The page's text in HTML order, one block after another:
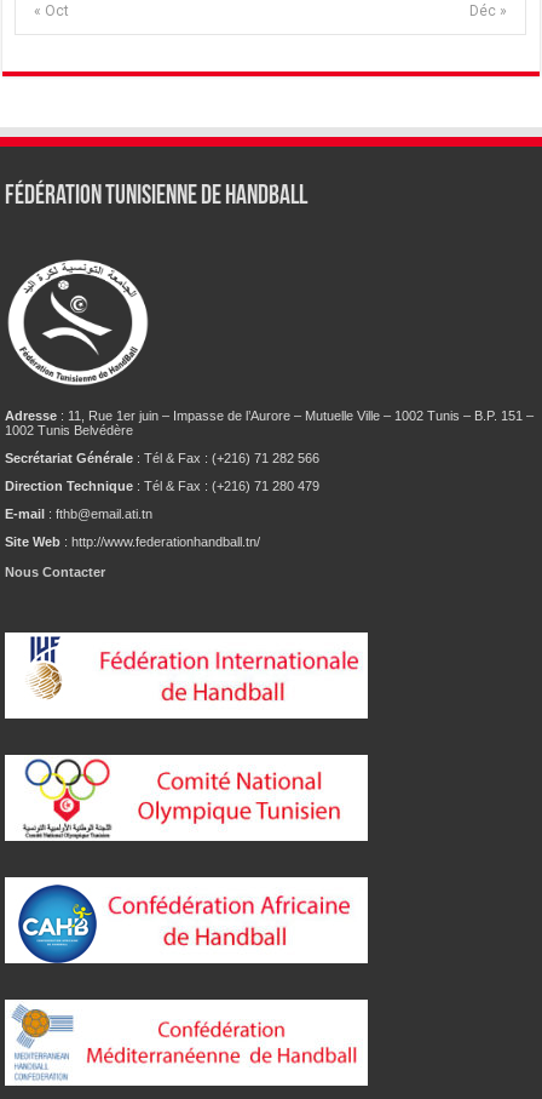
« Oct Déc »
Fédération tunisienne de Handball
Adresse : 11, Rue 1er juin – Impasse de l’Aurore – Mutuelle Ville – 1002 Tunis – B.P. 151 –
1002 Tunis Belvédère
Secrétariat Générale : Tél & Fax : (+216) 71 282 566
Direction Technique : Tél & Fax : (+216) 71 280 479
E-mail : fthb@email.ati.tn
Site Web : http://www.federationhandball.tn/
Nous Contacter